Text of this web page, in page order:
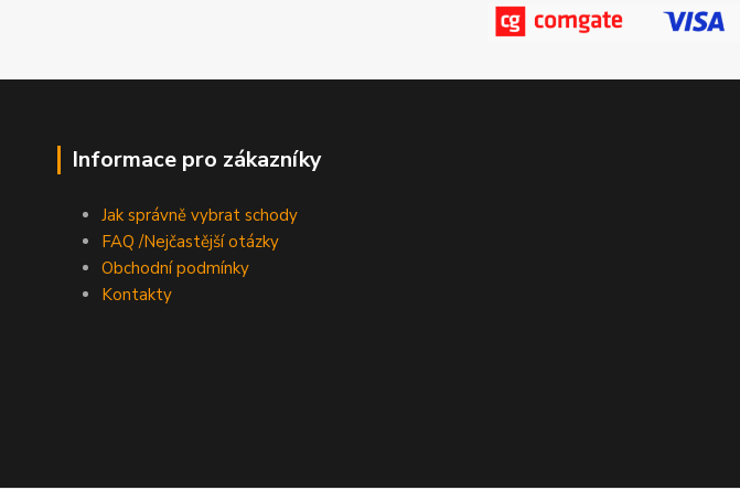
Informace pro zákazníky
Jak správně vybrat schody
FAQ /Nejčastější otázky
Obchodní podmínky
Kontakty